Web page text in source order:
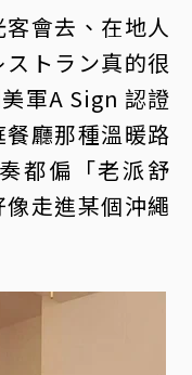
會去、在地人
トラン真的很
軍A Sign 認證
廳那種溫暖路
都偏「老派舒
走進某個沖繩